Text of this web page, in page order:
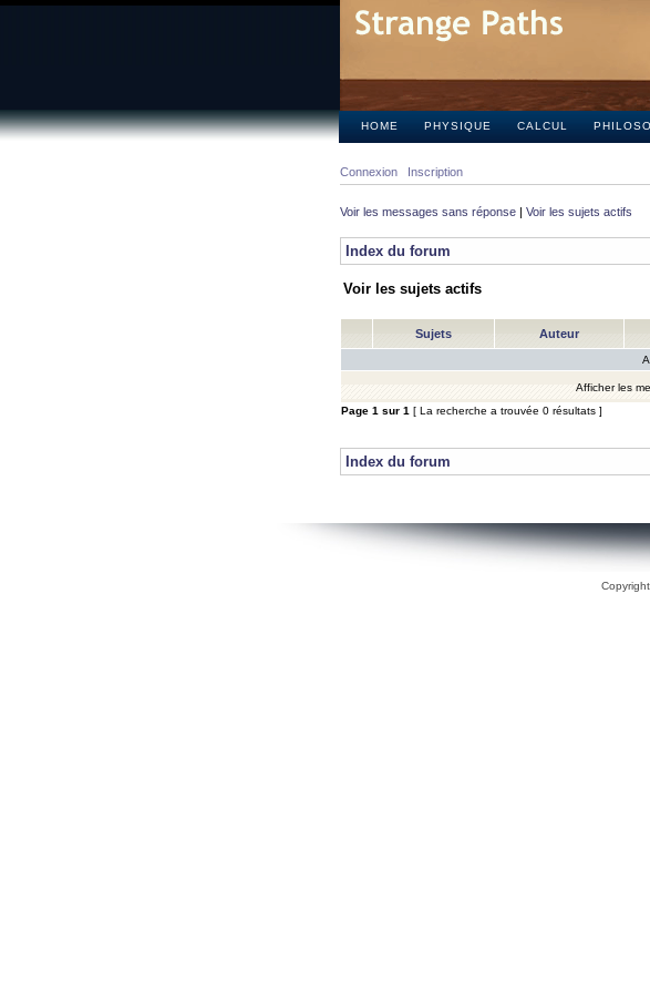
HOME PHYSIQUE CALCUL
Connexion Inscription
Voir les messages sans réponse | Voir les sujets actifs
Index du forum
Voir les sujets actifs
Sujets Auteur
Afficher les
Page 1 sur 1 [ La recherche a trouvée 0 résultats ]
Index du forum